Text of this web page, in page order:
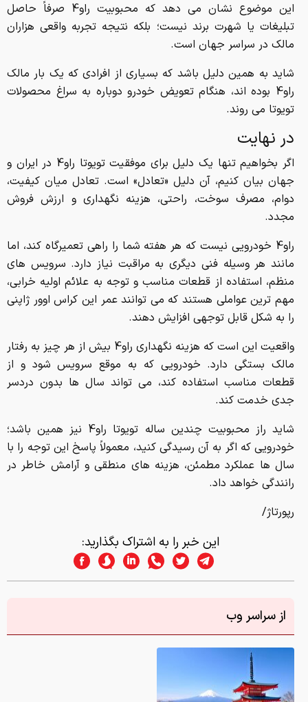
این موضوع نشان می دهد که محبوبیت راو4 صرفاً حاصل
تبلیغات یا شهرت برند نیست؛ بلکه نتیجه تجربه واقعی هزاران
مالک در سراسر جهان است.
شاید به همین دلیل باشد که بسیاری از افرادی که یک بار مالک
راو4 بوده اند، هنگام تعویض خودرو دوباره به سراغ محصولات
تویوتا می روند.
در نهایت
اگر بخواهیم تنها یک دلیل برای موفقیت تویوتا راو4 در ایران و
جهان بیان کنیم، آن دلیل «تعادل» است. تعادل میان کیفیت،
دوام، مصرف سوخت، راحتی، هزینه نگهداری و ارزش فروش
مجدد.
راو4 خودرویی نیست که هر هفته شما را راهی تعمیرگاه کند، اما
مانند هر وسیله فنی دیگری به مراقبت نیاز دارد. سرویس های
منظم، استفاده از قطعات مناسب و توجه به علائم اولیه خرابی،
مهم ترین عواملی هستند که می توانند عمر این کراس اوور ژاپنی
را به شکل قابل توجهی افزایش دهند.
واقعیت این است که هزینه نگهداری راو4 بیش از هر چیز به رفتار
مالک بستگی دارد. خودرویی که به موقع سرویس شود و از
قطعات مناسب استفاده کند، می تواند سال ها بدون دردسر
جدی خدمت کند.
شاید راز محبوبیت چندین ساله تویوتا راو4 نیز همین باشد؛
خودرویی که اگر به آن رسیدگی کنید، معمولاً پاسخ این توجه را با
سال ها عملکرد مطمئن، هزینه های منطقی و آرامش خاطر در
رانندگی خواهد داد.
رپورتاژ/
این خبر را به اشتراک بگذارید:
از سراسر وب